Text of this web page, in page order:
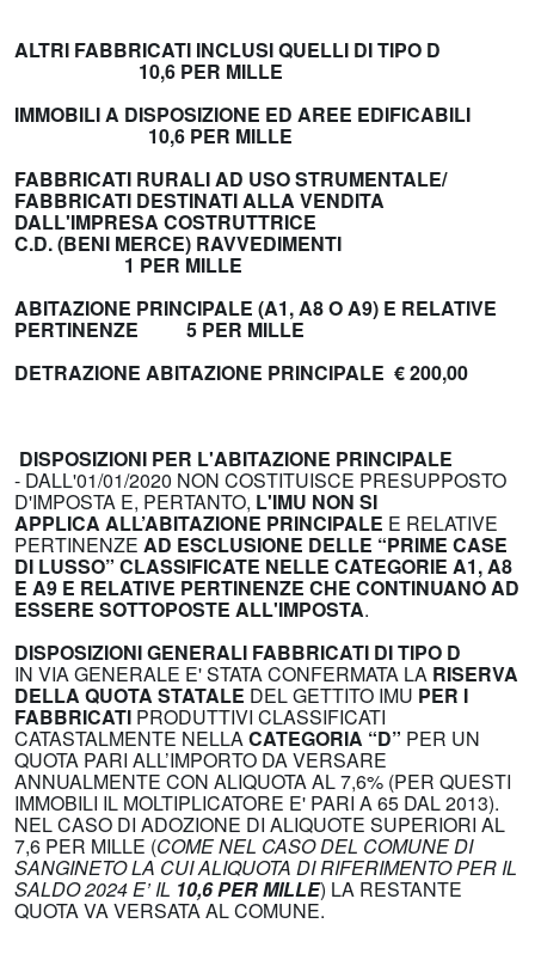
ALTRI FABBRICATI INCLUSI QUELLI DI TIPO D
10,6 PER MILLE
IMMOBILI A DISPOSIZIONE ED AREE EDIFICABILI
10,6 PER MILLE
FABBRICATI RURALI AD USO STRUMENTALE/
FABBRICATI DESTINATI ALLA VENDITA
DALL'IMPRESA COSTRUTTRICE
C.D. (BENI MERCE) RAVVEDIMENTI
1 PER MILLE
ABITAZIONE PRINCIPALE (A1, A8 O A9) E RELATIVE
PERTINENZE 5 PER MILLE
DETRAZIONE ABITAZIONE PRINCIPALE € 200,00
DISPOSIZIONI PER L'ABITAZIONE PRINCIPALE
- DALL'01/01/2020 NON COSTITUISCE PRESUPPOSTO
D'IMPOSTA E, PERTANTO, L'IMU NON SI
APPLICA ALL’ABITAZIONE PRINCIPALE E RELATIVE
PERTINENZE AD ESCLUSIONE DELLE “PRIME CASE
DI LUSSO” CLASSIFICATE NELLE CATEGORIE A1, A8
E A9 E RELATIVE PERTINENZE CHE CONTINUANO AD
ESSERE SOTTOPOSTE ALL'IMPOSTA.
DISPOSIZIONI GENERALI FABBRICATI DI TIPO D
IN VIA GENERALE E' STATA CONFERMATA LA RISERVA
DELLA QUOTA STATALE DEL GETTITO IMU PER I
FABBRICATI PRODUTTIVI CLASSIFICATI
CATASTALMENTE NELLACATEGORIA “D” PER UN
QUOTA PARI ALL’IMPORTO DA VERSARE
ANNUALMENTE CON ALIQUOTA AL 7,6% (PER QUESTI
IMMOBILI IL MOLTIPLICATORE E' PARI A 65 DAL 2013).
NEL CASO DI ADOZIONE DI ALIQUOTE SUPERIORI AL
7,6 PER MILLE (COME NEL CASO DEL COMUNE DI
SANGINETO LA CUI ALIQUOTA DI RIFERIMENTO PER IL
SALDO 2024 E’ IL 10,6 PER MILLE) LA RESTANTE
QUOTA VA VERSATA AL COMUNE.